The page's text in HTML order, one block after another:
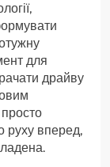
для
драйву
руху вперед,